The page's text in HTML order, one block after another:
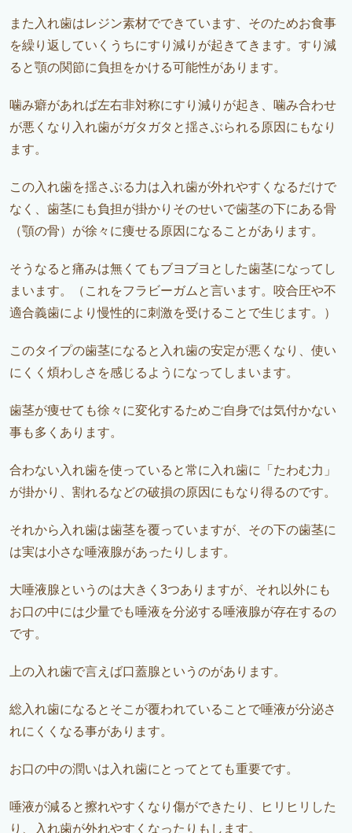
また入れ歯はレジン素材でできています、そのためお食事
を繰り返していくうちにすり減りが起きてきます。すり減
ると顎の関節に負担をかける可能性があります。
噛み癖があれば左右非対称にすり減りが起き、噛み合わせ
が悪くなり入れ歯がガタガタと揺さぶられる原因にもなり
ます。
この入れ歯を揺さぶる力は入れ歯が外れやすくなるだけで
なく、歯茎にも負担が掛かりそのせいで歯茎の下にある骨
（顎の骨）が徐々に痩せる原因になることがあります。
そうなると痛みは無くてもブヨブヨとした歯茎になってし
まいます。（これをフラビーガムと言います。咬合圧や不
適合義歯により慢性的に刺激を受けることで生じます。）
このタイプの歯茎になると入れ歯の安定が悪くなり、使い
にくく煩わしさを感じるようになってしまいます。
歯茎が痩せても徐々に変化するためご自身では気付かない
事も多くあります。
合わない入れ歯を使っていると常に入れ歯に「たわむ力」
が掛かり、割れるなどの破損の原因にもなり得るのです。
それから入れ歯は歯茎を覆っていますが、その下の歯茎に
は実は小さな唾液腺があったりします。
大唾液腺というのは大きく3つありますが、それ以外にも
お口の中には少量でも唾液を分泌する唾液腺が存在するの
です。
上の入れ歯で言えば口蓋腺というのがあります。
総入れ歯になるとそこが覆われていることで唾液が分泌さ
れにくくなる事があります。
お口の中の潤いは入れ歯にとってとても重要です。
唾液が減ると擦れやすくなり傷ができたり、ヒリヒリした
り、入れ歯が外れやすくなったりもします。